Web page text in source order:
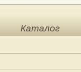
Каталог